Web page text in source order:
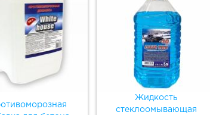
Жидкость
стеклоомывающая